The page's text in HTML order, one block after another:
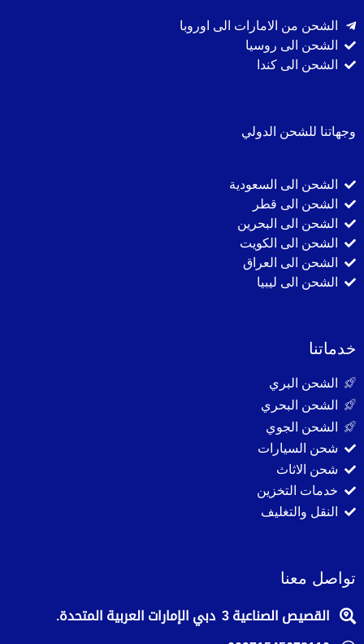
الشحن من الامارات الى اوروبا
الشحن الى روسيا
الشحن الى كندا
وجهاتنا للشحن الدولي
الشحن الى السعودية
الشحن الى قطر
الشحن الى البحرين
الشحن الى الكويت
الشحن الى العراق
الشحن الى ليبيا
خدماتنا
الشحن البري
الشحن البحري
الشحن الجوي
شحن السيارات
شحن الاثاث
خدمات التخزين
النقل والتغليف
تواصل معنا
القصيص الصناعية 3 دبي الإمارات العربية المتحدة.